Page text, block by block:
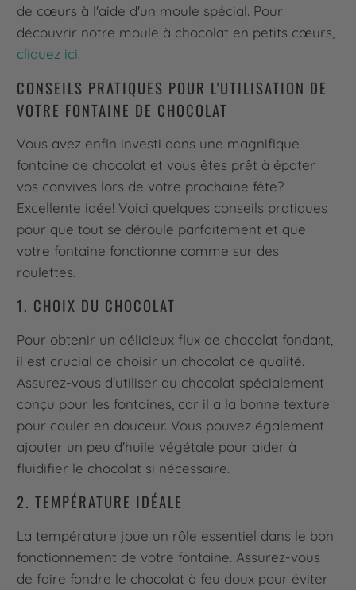
de cœurs à l'aide d'un moule spécial. Pour
découvrir notre moule à chocolat en petits cœurs,
cliquez ici.
CONSEILS PRATIQUES POUR L'UTILISATION DE
VOTRE FONTAINE DE CHOCOLAT
Vous avez enfin investi dans une magnifique
fontaine de chocolat et vous êtes prêt à épater
vos convives lors de votre prochaine fête?
Excellente idée! Voici quelques conseils pratiques
pour que tout se déroule parfaitement et que
votre fontaine fonctionne comme sur des
roulettes.
1. CHOIX DU CHOCOLAT
Pour obtenir un délicieux flux de chocolat fondant,
il est crucial de choisir un chocolat de qualité.
Assurez-vous d'utiliser du chocolat spécialement
conçu pour les fontaines, car il a la bonne texture
pour couler en douceur. Vous pouvez également
ajouter un peu d'huile végétale pour aider à
fluidifier le chocolat si nécessaire.
2. TEMPÉRATURE IDÉALE
La température joue un rôle essentiel dans le bon
fonctionnement de votre fontaine. Assurez-vous
de faire fondre le chocolat à feu doux pour éviter